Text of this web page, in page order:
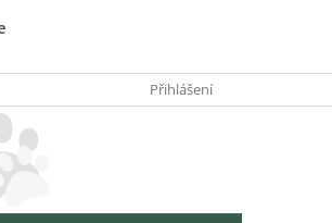
O ZPRACOVÁNÍ OSOBNÍCH ÚDAJŮ
Přihlášení